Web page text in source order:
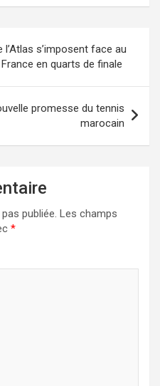
s’imposent face au
en quarts de finale
promesse du tennis
marocain
publiée. Les champs
*